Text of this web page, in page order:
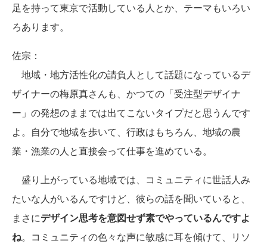
足を持って東京で活動している人とか、テーマもいろい
ろあります。
佐宗：
地域・地方活性化の請負人として話題になっているデ
ザイナーの梅原真さんも、かつての「受注型デザイナ
ー」の発想のままでは出てこないタイプだと思うんです
よ。自分で地域を歩いて、行政はもちろん、地域の農
業・漁業の人と直接会って仕事を進めている。
盛り上がっている地域では、コミュニティに世話人み
たいな人がいるんですけど、彼らの話を聞いていると、
まさにデザイン思考を意図せず素でやっているんですよ
ね。コミュニティの色々な声に敏感に耳を傾けて、リソ